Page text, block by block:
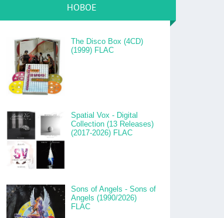
НОВОЕ
The Disco Box (4CD)
(1999) FLAC
Spatial Vox - Digital
Collection (13 Releases)
(2017-2026) FLAC
Sons of Angels - Sons of
Angels (1990/2026)
FLAC